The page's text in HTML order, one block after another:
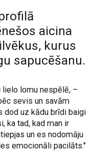
aicina
kurus
sapucēšanu.
lielo lomu nespēlē, –
sevis un savām
dod uz kādu brīdi baigi
ka tad, kad man ir
un es nodomāju
emocionāli pacilāts."